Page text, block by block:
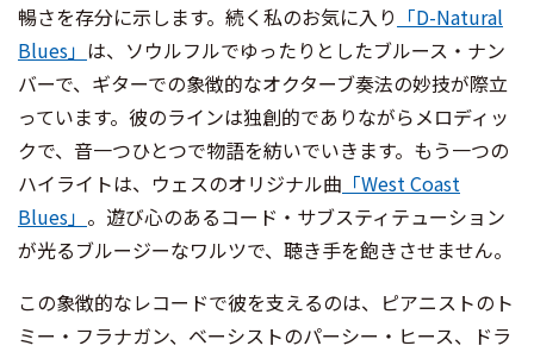
暢さを存分に示します。続く私のお気に入り 「D-Natural
Blues」 は、ソウルフルでゆったりとしたブルース・ナン
バーで、ギターでの象徴的なオクターブ奏法の妙技が際立
っています。彼のラインは独創的でありながらメロディッ
クで、音一つひとつで物語を紡いでいきます。もう一つの
ハイライトは、ウェスのオリジナル曲 「West Coast
Blues」 。遊び心のあるコード・サブスティテューション
が光るブルージーなワルツで、聴き手を飽きさせません。
この象徴的なレコードで彼を支えるのは、ピアニストのト
ミー・フラナガン、ベーシストのパーシー・ヒース、ドラ